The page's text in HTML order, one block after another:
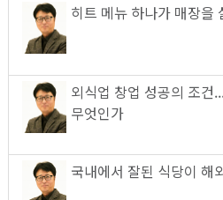
히트 메뉴 하나가 매장을
외식업 창업 성공의 조건
무엇인가
국내에서 잘된 식당이 해